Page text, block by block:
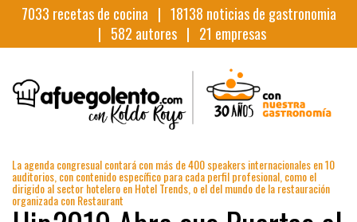
7033 recetas de cocina | 18138 noticias de gastronomia
| 582 autores | 21 empresas
La agenda congresual contará con más de 400 speakers internacionales en 10
auditorios, con contenido específico para cada perfil profesional, como el
dirigido al sector hotelero en Hotel Trends, o el del mundo de la restauración
organizada con Restaurant